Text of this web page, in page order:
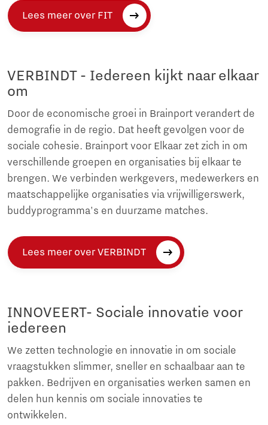
Lees meer over FIT
VERBINDT - Iedereen kijkt naar elkaar
om
Door de economische groei in Brainport verandert de
demografie in de regio. Dat heeft gevolgen voor de
sociale cohesie. Brainport voor Elkaar zet zich in om
verschillende groepen en organisaties bij elkaar te
brengen. We verbinden werkgevers, medewerkers en
maatschappelijke organisaties via vrijwilligerswerk,
buddyprogramma's en duurzame matches.
Lees meer over VERBINDT
INNOVEERT- Sociale innovatie voor
iedereen
We zetten technologie en innovatie in om sociale
vraagstukken slimmer, sneller en schaalbaar aan te
pakken. Bedrijven en organisaties werken samen en
delen hun kennis om sociale innovaties te
ontwikkelen.